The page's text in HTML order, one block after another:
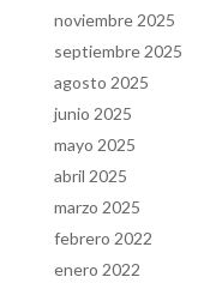
noviembre 2025
septiembre 2025
agosto 2025
junio 2025
mayo 2025
abril 2025
marzo 2025
febrero 2022
enero 2022